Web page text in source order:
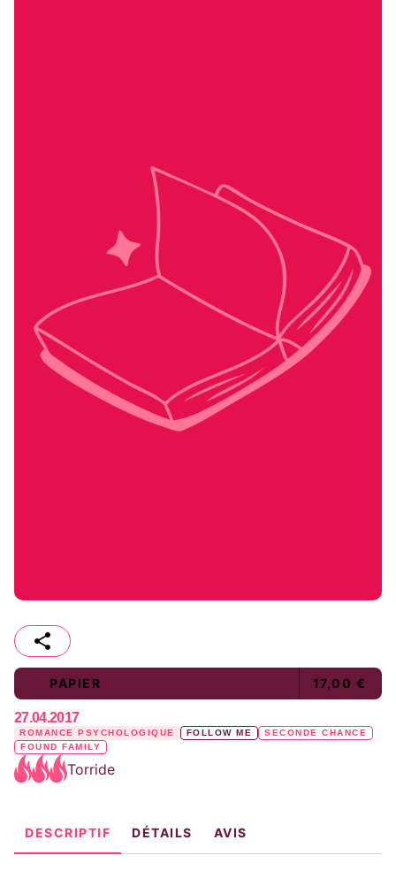
PAPIER 17,00 €
27.04.2017
ROMANCE PSYCHOLOGIQUE FOLLOW ME
SECONDE CHANCE
FOUND FAMILY
Torride
DESCRIPTIF DÉTAILS AVIS